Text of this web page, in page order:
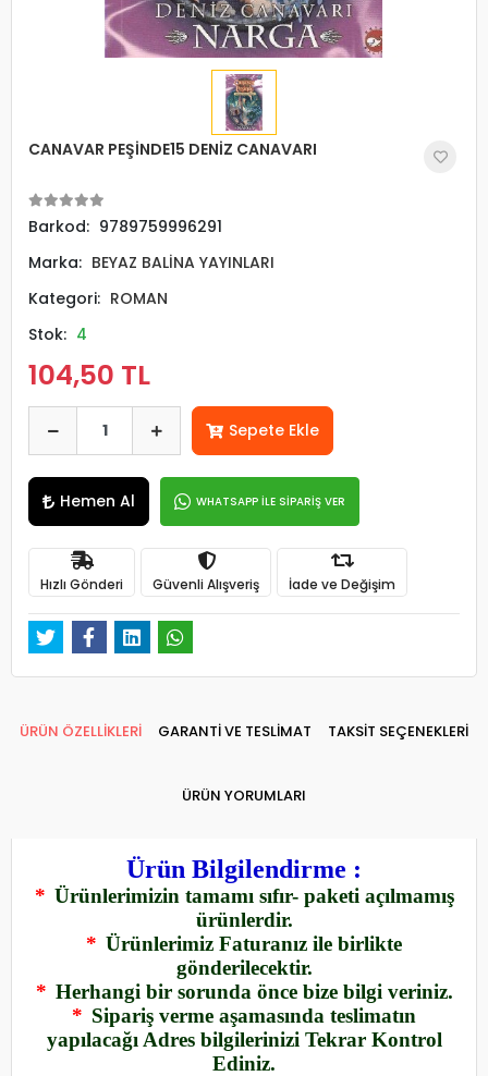
CANAVAR PEŞİNDE15 DENİZ CANAVARI
Barkod: 9789759996291
Marka: BEYAZ BALİNA YAYINLARI
Kategori: ROMAN
Stok: 4
104,50 TL
Sepete Ekle
Hemen Al WHATSAPP İLE SİPARİŞ VER
Hızlı Gönderi Güvenli Alışveriş İade ve Değişim
ÜRÜN ÖZELLİKLERİ GARANTİ VE TESLİMAT TAKSİT SEÇENEKLERİ
ÜRÜN YORUMLARI
Ürün Bilgilendirme :
* Ürünlerimizin tamamı sıfır- paketi açılmamış
ürünlerdir.
* Ürünlerimiz Faturanız ile birlikte
gönderilecektir.
* Herhangi bir sorunda önce bize bilgi veriniz.
* Sipariş verme aşamasında teslimatın
yapılacağı Adres bilgilerinizi Tekrar Kontrol
Ediniz.